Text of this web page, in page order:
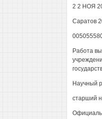
2 2 НОЯ
Саратов
Работа
Научный
старший